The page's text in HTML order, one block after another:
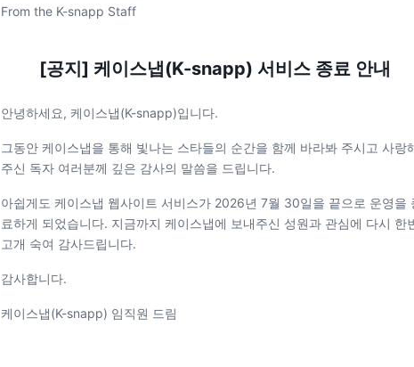
From the K-snapp Staff
[공지] 케이스냅(K-snapp) 서비스 종료 안내
안녕하세요, 케이스냅(K-snapp)입니다.
그동안 케이스냅을 통해 빛나는 스타들의 순간을 함께 바라봐 주시고 사랑
주신 독자 여러분께 깊은 감사의 말씀을 드립니다.
아쉽게도 케이스냅 웹사이트 서비스가 2026년 7월 30일을 끝으로 운영을
료하게 되었습니다. 지금까지 케이스냅에 보내주신 성원과 관심에 다시 한
고개 숙여 감사드립니다.
감사합니다.
케이스냅(K-snapp) 임직원 드림